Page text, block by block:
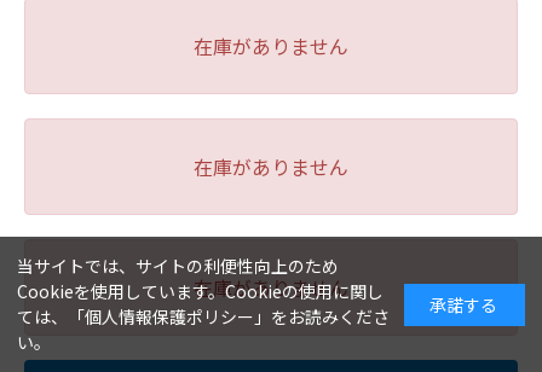
在庫がありません
在庫がありません
在庫がありません
当サイトでは、サイトの利便性向上のため
Cookieを使用しています。Cookieの使用に関し
ては、「個人情報保護ポリシー 」をお読みくださ
い。
承諾する